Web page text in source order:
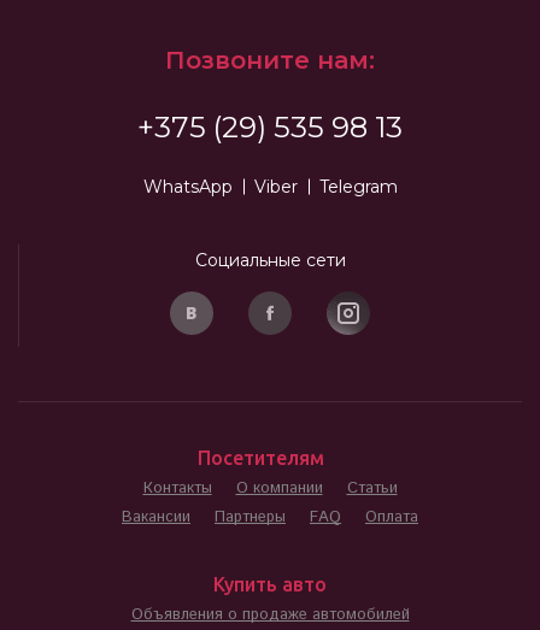
Позвоните нам:
+375 (29) 535 98 13
WhatsApp Viber Telegram
Социальные сети
Посетителям
Контакты О компании
Статьи
Вакансии
Партнеры FAQ Оплата
Купить авто
Объявления о продаже автомобилей